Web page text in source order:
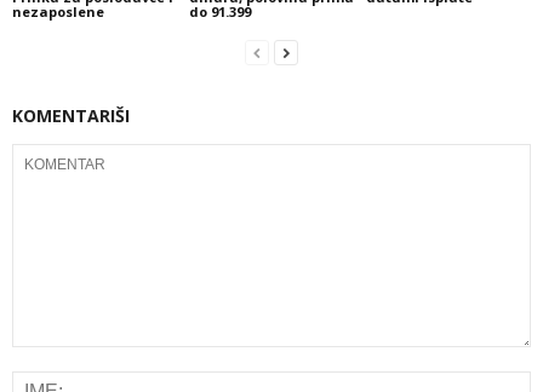
nezaposlene
do 91.399
KOMENTARIŠI